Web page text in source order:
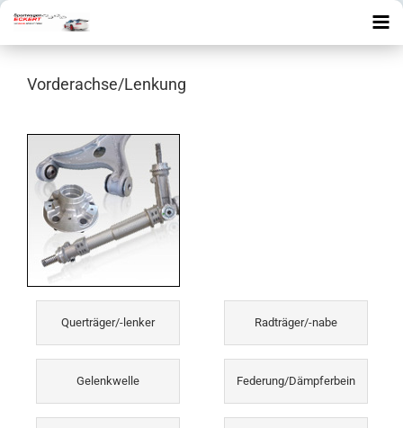
Vorderachse/Lenkung
Querträger/-lenker Radträger/-nabe
Gelenkwelle Federung/Dämpferbein